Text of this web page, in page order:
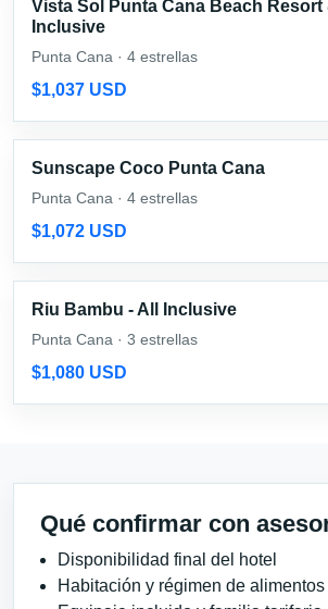
Vista Sol Punta Cana Beach Resort
Inclusive
Punta Cana · 4 estrellas
$1,037 USD
Sunscape Coco Punta Cana
Punta Cana · 4 estrellas
$1,072 USD
Riu Bambu - All Inclusive
Punta Cana · 3 estrellas
$1,080 USD
Qué confirmar con
Disponibilidad final del hotel
Habitación y régimen de alimentos